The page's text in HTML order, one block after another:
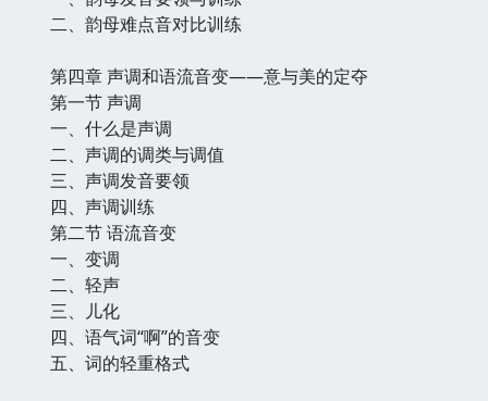
二、韵母难点音对比训练
第四章 声调和语流音变——意与美的定夺
第一节 声调
一、什么是声调
二、声调的调类与调值
三、声调发音要领
四、声调训练
第二节 语流音变
一、变调
二、轻声
三、儿化
四、语气词“啊”的音变
五、词的轻重格式